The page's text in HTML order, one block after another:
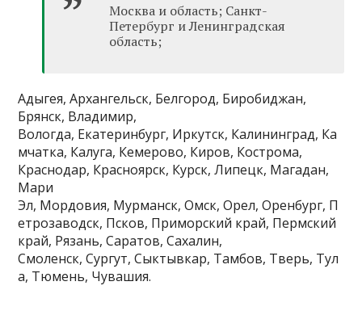
Москва и область; Санкт-
Петербург и Ленинградская
область;
Адыгея, Архангельск, Белгород, Биробиджан,
Брянск, Владимир,
Вологда, Екатеринбург, Иркутск, Калининград, Ка
мчатка, Калуга, Кемерово, Киров, Кострома,
Краснодар, Красноярск, Курск, Липецк, Магадан,
Мари
Эл, Мордовия, Мурманск, Омск, Орел, Оренбург, П
етрозаводск, Псков, Приморский край, Пермский
край, Рязань, Саратов, Сахалин,
Смоленск, Сургут, Сыктывкар, Тамбов, Тверь, Тул
а, Тюмень, Чувашия.